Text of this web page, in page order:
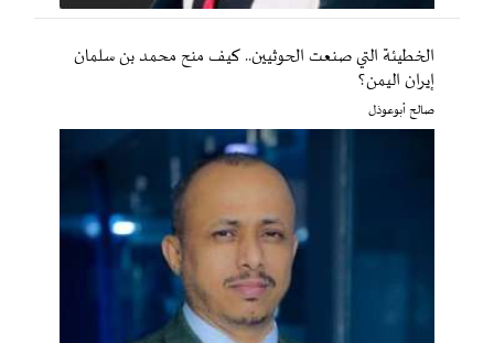
الخطيئة التي صنعت الحوثيين.. كيف منح محمد بن سلمان
إيران اليمن؟
صالح أبوعوذل